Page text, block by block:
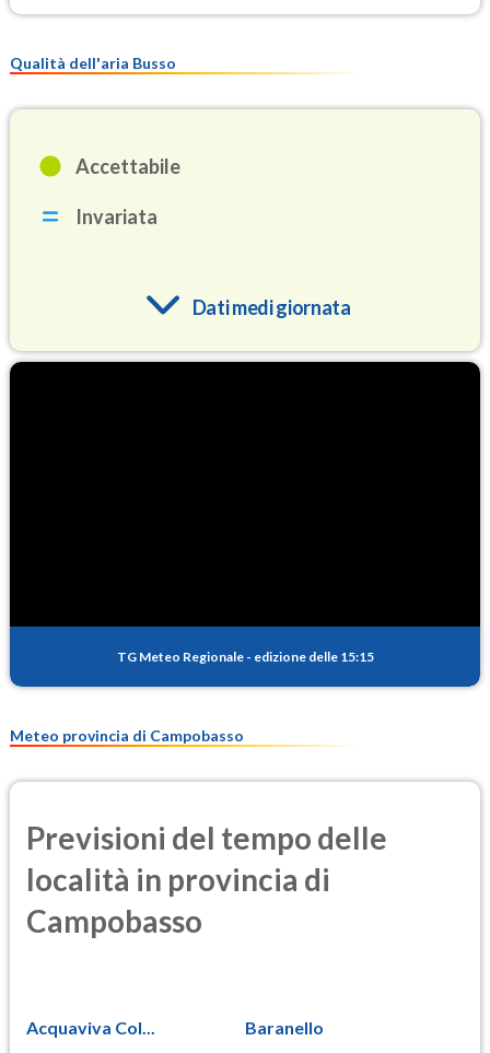
Qualità dell'aria Busso
Accettabile
Invariata
Dati medi giornata
PM25
TG Meteo Regionale - edizione delle 15:15
Meteo provincia di Campobasso
Previsioni del tempo delle
località in provincia di
Campobasso
Acquaviva Col... Baranello